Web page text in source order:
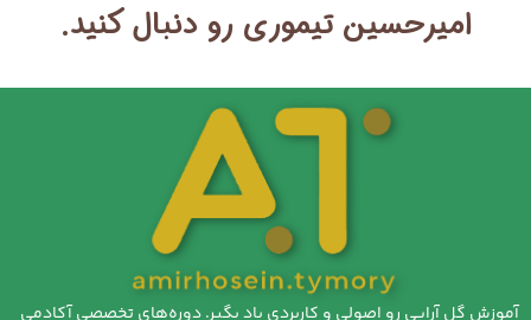
امیرحسین تیموری رو دنبال کنید.
آموزش گل آرایی رو اصولی و کاربردی یاد بگیر. دوره‌های تخصصی آکادمی